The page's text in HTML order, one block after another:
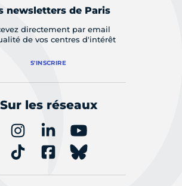
newsletters de Paris
directement par email
de vos centres d'intérêt
S'INSCRIRE
Sur les réseaux